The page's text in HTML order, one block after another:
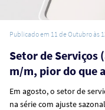
Publicado em 11 de Outubro às
Setor de Serviços
m/m, pior do que
Em agosto, o setor de
na série com ajuste